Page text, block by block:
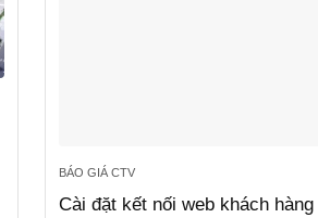
BÁO GIÁ CTV
Cài đặt kết nối web khách hàng